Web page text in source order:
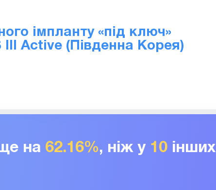
на 62.16%, ніж у 10 інших
імпланту «під ключ»
III Active (Південна Корея)